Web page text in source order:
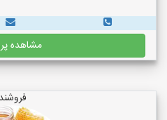
مشاهده